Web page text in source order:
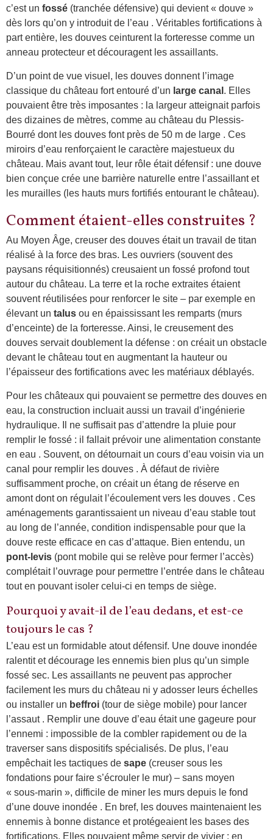
c’est un fossé (tranchée défensive) qui devient « douve »
dès lors qu’on y introduit de l’eau . Véritables fortifications à
part entière, les douves ceinturent la forteresse comme un
anneau protecteur et découragent les assaillants.
D’un point de vue visuel, les douves donnent l’image
classique du château fort entouré d’un large canal . Elles
pouvaient être très imposantes : la largeur atteignait parfois
des dizaines de mètres, comme au château du Plessis-
Bourré dont les douves font près de 50 m de large . Ces
miroirs d’eau renforçaient le caractère majestueux du
château. Mais avant tout, leur rôle était défensif : une douve
bien conçue crée une barrière naturelle entre l’assaillant et
les murailles (les hauts murs fortifiés entourant le château).
Comment étaient-elles construites ?
Au Moyen Âge, creuser des douves était un travail de titan
réalisé à la force des bras. Les ouvriers (souvent des
paysans réquisitionnés) creusaient un fossé profond tout
autour du château. La terre et la roche extraites étaient
souvent réutilisées pour renforcer le site – par exemple en
élevant un talus ou en épaississant les remparts (murs
d’enceinte) de la forteresse. Ainsi, le creusement des
douves servait doublement la défense : on créait un obstacle
devant le château tout en augmentant la hauteur ou
l’épaisseur des fortifications avec les matériaux déblayés.
Pour les châteaux qui pouvaient se permettre des douves en
eau, la construction incluait aussi un travail d’ingénierie
hydraulique. Il ne suffisait pas d’attendre la pluie pour
remplir le fossé : il fallait prévoir une alimentation constante
en eau . Souvent, on détournait un cours d’eau voisin via un
canal pour remplir les douves . À défaut de rivière
suffisamment proche, on créait un étang de réserve en
amont dont on régulait l’écoulement vers les douves . Ces
aménagements garantissaient un niveau d’eau stable tout
au long de l’année, condition indispensable pour que la
douve reste efficace en cas d’attaque. Bien entendu, un
pont-levis (pont mobile qui se relève pour fermer l’accès)
complétait l’ouvrage pour permettre l’entrée dans le château
tout en pouvant isoler celui-ci en temps de siège.
Pourquoi y avait-il de l’eau dedans, et est-ce
toujours le cas ?
L’eau est un formidable atout défensif. Une douve inondée
ralentit et décourage les ennemis bien plus qu’un simple
fossé sec. Les assaillants ne peuvent pas approcher
facilement les murs du château ni y adosser leurs échelles
ou installer un beffroi (tour de siège mobile) pour lancer
l’assaut . Remplir une douve d’eau était une gageure pour
l’ennemi : impossible de la combler rapidement ou de la
traverser sans dispositifs spécialisés. De plus, l’eau
empêchait les tactiques de sape (creuser sous les
fondations pour faire s’écrouler le mur) – sans moyen
« sous-marin », difficile de miner les murs depuis le fond
d’une douve inondée . En bref, les douves maintenaient les
ennemis à bonne distance et protégeaient les bases des
fortifications. Elles pouvaient même servir de vivier : en